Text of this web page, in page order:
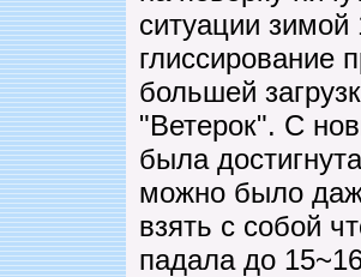
ситуации
глиссирование
большей
"Ветерок". С
была
можно было
взять с собой
падала до